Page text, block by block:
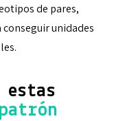
de pares,
unidades
estas
patrón